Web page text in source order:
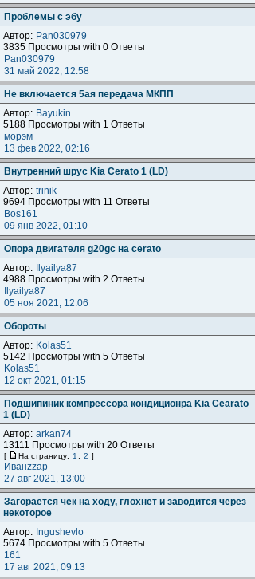
Проблемы с эбу
Автор: Pan030979
3835 Просмотры with 0 Ответы
Pan030979
31 май 2022, 12:58
Не включается 5ая передача МКПП
Автор: Bayukin
5188 Просмотры with 1 Ответы
морэм
13 фев 2022, 02:16
Внутренний шрус Kia Cerato 1 (LD)
Автор: trinik
9694 Просмотры with 11 Ответы
Bos161
09 янв 2022, 01:10
Опора двигателя g20gc на cerato
Автор:
Ilyailya87
4988 Просмотры with 2 Ответы
Ilyailya87
05 ноя 2021, 12:06
Обороты
Автор: Kolas51
5142 Просмотры with 5 Ответы
Kolas51
12 окт 2021, 01:15
Подшипиник компрессора кондиционра Kia Cearato
1 (LD)
Автор: arkan74
13111 Просмотры with 20 Ответы
[ На страницу: 1 2 ]
Иванzzap
27 авг 2021, 13:00
Загорается чек на ходу, глохнет и заводится через
некоторое
Автор: Ingushevlo
5674 Просмотры with 5 Ответы
161
17 авг 2021, 09:13